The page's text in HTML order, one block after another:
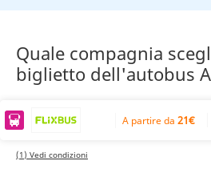
Quale compagnia
biglietto dell'autobus
A partire da 21€
(1) Vedi condizioni